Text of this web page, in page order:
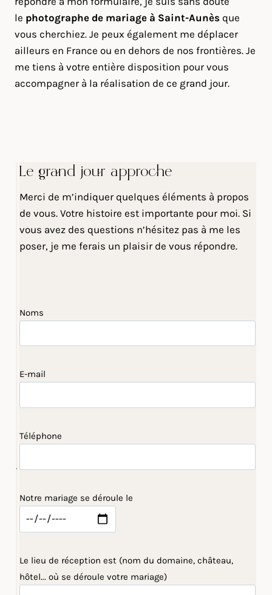
le photographe de mariage à Saint-Aunès que
vous cherchiez. Je peux également me déplacer
ailleurs en France ou en dehors de nos frontières. Je
me tiens à votre entière disposition pour vous
accompagner à la réalisation de ce grand jour.
Le grand jour approche
Merci de m’indiquer quelques éléments à propos
de vous. Votre histoire est importante pour moi. Si
vous avez des questions n’hésitez pas à me les
poser, je me ferais un plaisir de vous répondre.
Noms
E-mail
Téléphone
Notre mariage se déroule le
Le lieu de réception est (nom du domaine, château,
hôtel... où se déroule votre mariage)